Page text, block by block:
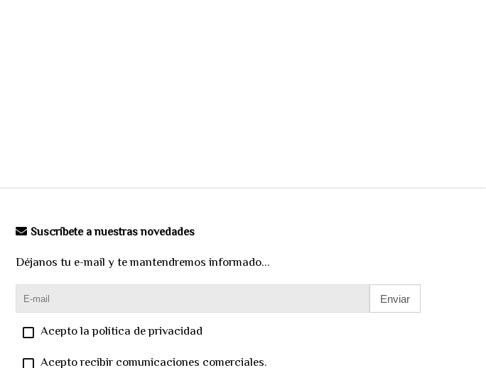
Suscríbete a nuestras novedades
Déjanos tu e-mail y te mantendremos informado...
Enviar
Acepto la política de privacidad
Acepto recibir comunicaciones comerciales.